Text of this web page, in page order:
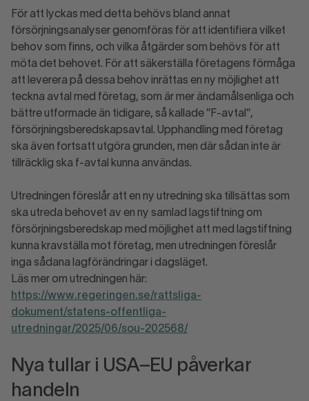
För att lyckas med detta behövs bland annat
försörjningsanalyser genomföras för att identifiera vilket
behov som finns, och vilka åtgärder som behövs för att
möta det behovet. För att säkerställa företagens förmåga
att leverera på dessa behov inrättas en ny möjlighet att
teckna avtal med företag, som är mer ändamålsenliga och
bättre utformade än tidigare, så kallade ”F-avtal”,
försörjningsberedskapsavtal. Upphandling med företag
ska även fortsatt utgöra grunden, men där sådan inte är
tillräcklig ska f-avtal kunna användas.
Utredningen föreslår att en ny utredning ska tillsättas som
ska utreda behovet av en ny samlad lagstiftning om
försörjningsberedskap med möjlighet att med lagstiftning
kunna kravställa mot företag, men utredningen föreslår
inga sådana lagförändringar i dagsläget.
Läs mer om utredningen här:
https://www.regeringen.se/rattsliga-
dokument/statens-offentliga-
utredningar/2025/06/sou-202568/
Nya tullar i USA–EU påverkar
handeln